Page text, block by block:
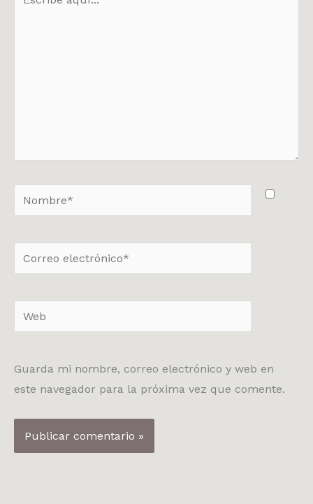
Nombre*
Correo
electrónico*
Web
Guarda mi nombre, correo electrónico y web en
este navegador para la próxima vez que comente.